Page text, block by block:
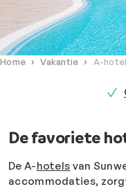
Home Vakantie A-
De favoriete
De A-hotels van
accommodaties,